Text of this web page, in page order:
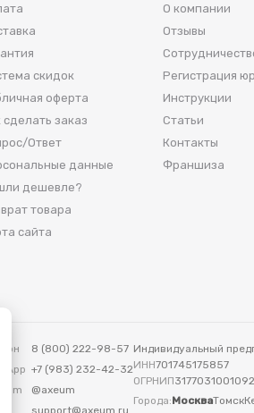
скидок
оферта
сделать заказ
Ответ
данные
дешевле?
товара
сайта
О компании
Отзывы
Регистрация
Инструкции
Статьи
Контакты
Франшиза
8 (800) 222-98-57
+7 (983) 232-42-32
@axeum
support@axeum.ru
Индивидуальный
ИНН701745175857
ОГРНИП
Города:МоскваТомск